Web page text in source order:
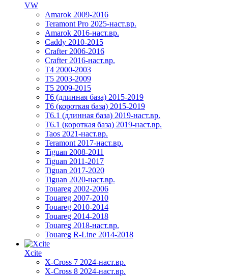
VW
Amarok 2009-2016
Teramont Pro 2025-наст.вр.
Amarok 2016-наст.вр.
Caddy 2010-2015
Crafter 2006-2016
Crafter 2016-наст.вр.
T4 2000-2003
T5 2003-2009
T5 2009-2015
T6 (длинная база) 2015-2019
Т6 (короткая база) 2015-2019
T6.1 (длинная база) 2019-наст.вр.
T6.1 (короткая база) 2019-наст.вр.
Taos 2021-наст.вр.
Teramont 2017-наст.вр.
Tiguan 2008-2011
Tiguan 2011-2017
Tiguan 2017-2020
Tiguan 2020-наст.вр.
Touareg 2002-2006
Touareg 2007-2010
Touareg 2010-2014
Touareg 2014-2018
Touareg 2018-наст.вр.
Touareg R-Line 2014-2018
Xcite
X-Cross 7 2024-наст.вр.
X-Cross 8 2024-наст.вр.